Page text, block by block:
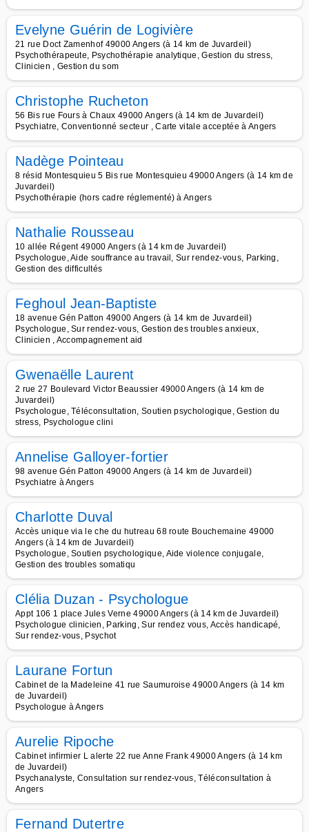
Evelyne Guérin de Logivière
21 rue Doct Zamenhof 49000 Angers (à 14 km de Juvardeil)
Psychothérapeute, Psychothérapie analytique, Gestion du stress,
Clinicien , Gestion du som
Christophe Rucheton
56 Bis rue Fours à Chaux 49000 Angers (à 14 km de Juvardeil)
Psychiatre, Conventionné secteur , Carte vitale acceptée à Angers
Nadège Pointeau
8 résid Montesquieu 5 Bis rue Montesquieu 49000 Angers (à 14 km de
Juvardeil)
Psychothérapie (hors cadre réglementé) à Angers
Nathalie Rousseau
10 allée Régent 49000 Angers (à 14 km de Juvardeil)
Psychologue, Aide souffrance au travail, Sur rendez-vous, Parking,
Gestion des difficultés
Feghoul Jean-Baptiste
18 avenue Gén Patton 49000 Angers (à 14 km de Juvardeil)
Psychologue, Sur rendez-vous, Gestion des troubles anxieux,
Clinicien , Accompagnement aid
Gwenaëlle Laurent
2 rue 27 Boulevard Victor Beaussier 49000 Angers (à 14 km de
Juvardeil)
Psychologue, Téléconsultation, Soutien psychologique, Gestion du
stress, Psychologue clini
Annelise Galloyer-fortier
98 avenue Gén Patton 49000 Angers (à 14 km de Juvardeil)
Psychiatre à Angers
Charlotte Duval
Accès unique via le che du hutreau 68 route Bouchemaine 49000
Angers (à 14 km de Juvardeil)
Psychologue, Soutien psychologique, Aide violence conjugale,
Gestion des troubles somatiqu
Clélia Duzan - Psychologue
Appt 106 1 place Jules Verne 49000 Angers (à 14 km de Juvardeil)
Psychologue clinicien, Parking, Sur rendez vous, Accès handicapé,
Sur rendez-vous, Psychot
Laurane Fortun
Cabinet de la Madeleine 41 rue Saumuroise 49000 Angers (à 14 km
de Juvardeil)
Psychologue à Angers
Aurelie Ripoche
Cabinet infirmier L alerte 22 rue Anne Frank 49000 Angers (à 14 km
de Juvardeil)
Psychanalyste, Consultation sur rendez-vous, Téléconsultation à
Angers
Fernand Dutertre